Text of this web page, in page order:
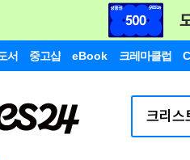
서 중고샵 eBook 크레마클럽